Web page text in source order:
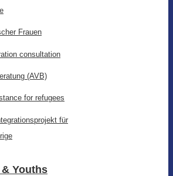
Frauen
consultation
(AVB)
for refugees
für
Youths